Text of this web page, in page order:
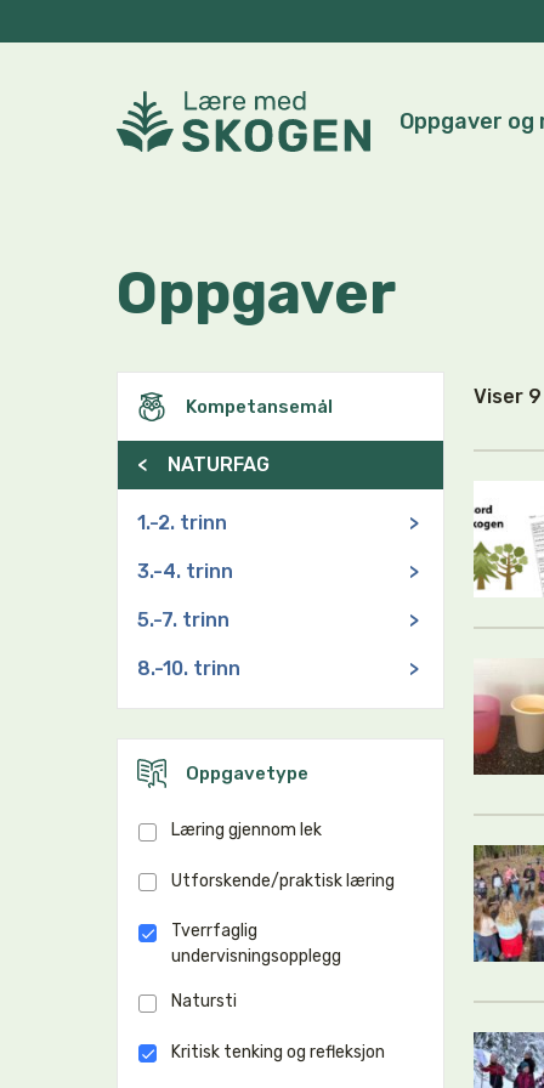
Oppgaver
Oppgaver
Kompetansemål
< NATURFAG
1.-2. trinn >
3.-4. trinn >
5.-7. trinn >
8.-10. trinn >
Oppgavetype
Læring gjennom lek
Utforskende/praktisk læring
Tverrfaglig
undervisningsopplegg
Natursti
Kritisk tenking og refleksjon
Viser